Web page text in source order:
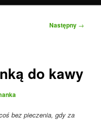
Następny →
do kawy
bez pieczenia, gdy za